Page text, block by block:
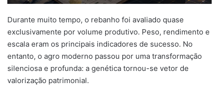
Durante muito tempo, o rebanho foi avaliado quase
exclusivamente por volume produtivo. Peso, rendimento e
escala eram os principais indicadores de sucesso. No
entanto, o agro moderno passou por uma transformação
silenciosa e profunda: a genética tornou-se vetor de
valorização patrimonial.